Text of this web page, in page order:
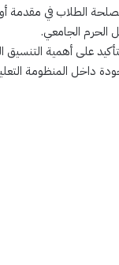
الطلاب في مقدمة
الحرم الجامعي.
على أهمية
داخل المنظومة